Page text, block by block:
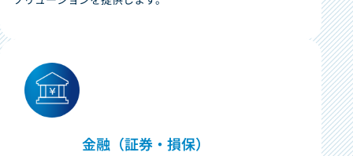
金融（証券・損保）